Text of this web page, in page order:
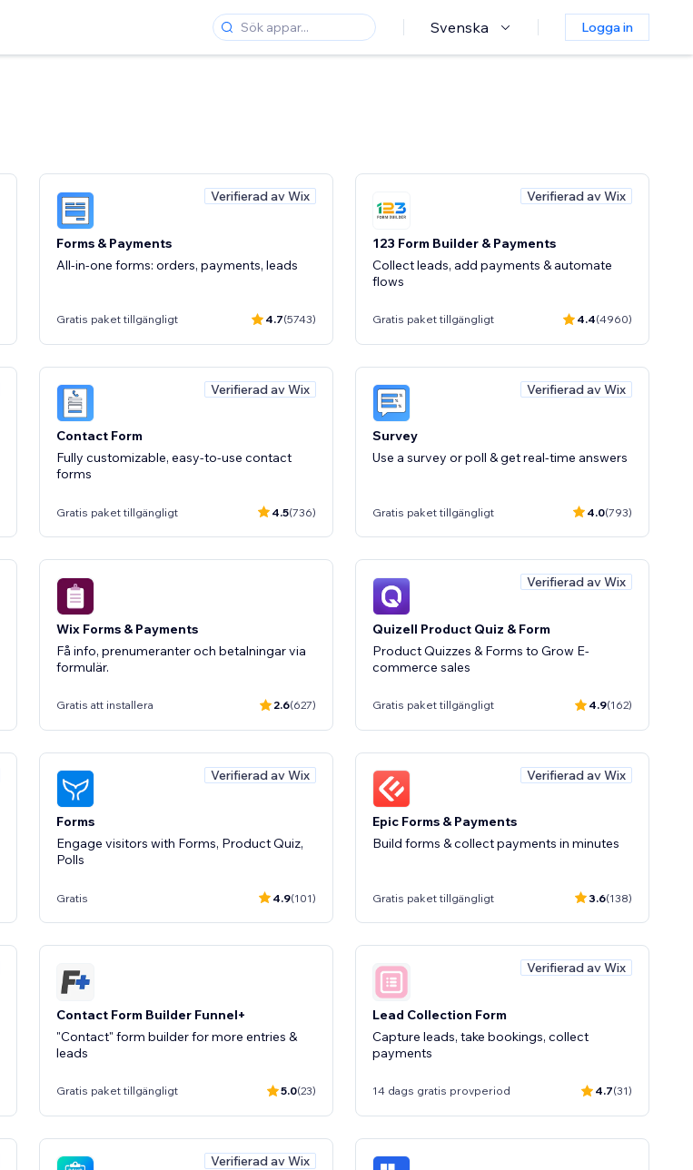
Svenska Logga in
Verifierad av Wix
Forms & Payments
All-in-one forms: orders, payments, leads
Gratis paket tillgängligt 4.7(5743)
Verifierad av Wix
123 Form Builder & Payments
Collect leads, add payments & automate
flows
Gratis paket tillgängligt 4.4(4960)
Verifierad av Wix
Contact Form
Fully customizable, easy-to-use contact
forms
Gratis paket tillgängligt 4.5(736)
Verifierad av Wix
Survey
Use a survey or poll & get real-time answers
Gratis paket tillgängligt 4.0(793)
Wix Forms & Payments
Få info, prenumeranter och betalningar via
formulär.
Gratis att installera 2.6(627)
Verifierad av Wix
Quizell Product Quiz & Form
Product Quizzes & Forms to Grow E-
commerce sales
Gratis paket tillgängligt 4.9(162)
Verifierad av Wix
Forms
Engage visitors with Forms, Product Quiz,
Polls
Gratis 4.9(101)
Verifierad av Wix
Epic Forms & Payments
Build forms & collect payments in minutes
Gratis paket tillgängligt 3.6(138)
Contact Form Builder Funnel+
"Contact" form builder for more entries &
leads
Gratis paket tillgängligt 5.0(23)
Verifierad av Wix
Lead Collection Form
Capture leads, take bookings, collect
payments
14 dags gratis provperiod 4.7(31)
Verifierad av Wix